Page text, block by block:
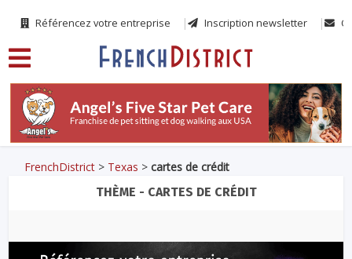
Référencez votre entreprise Inscription newsletter
FrenchDistrict > Texas >cartes de crédit
THÈME - CARTES DE CRÉDIT